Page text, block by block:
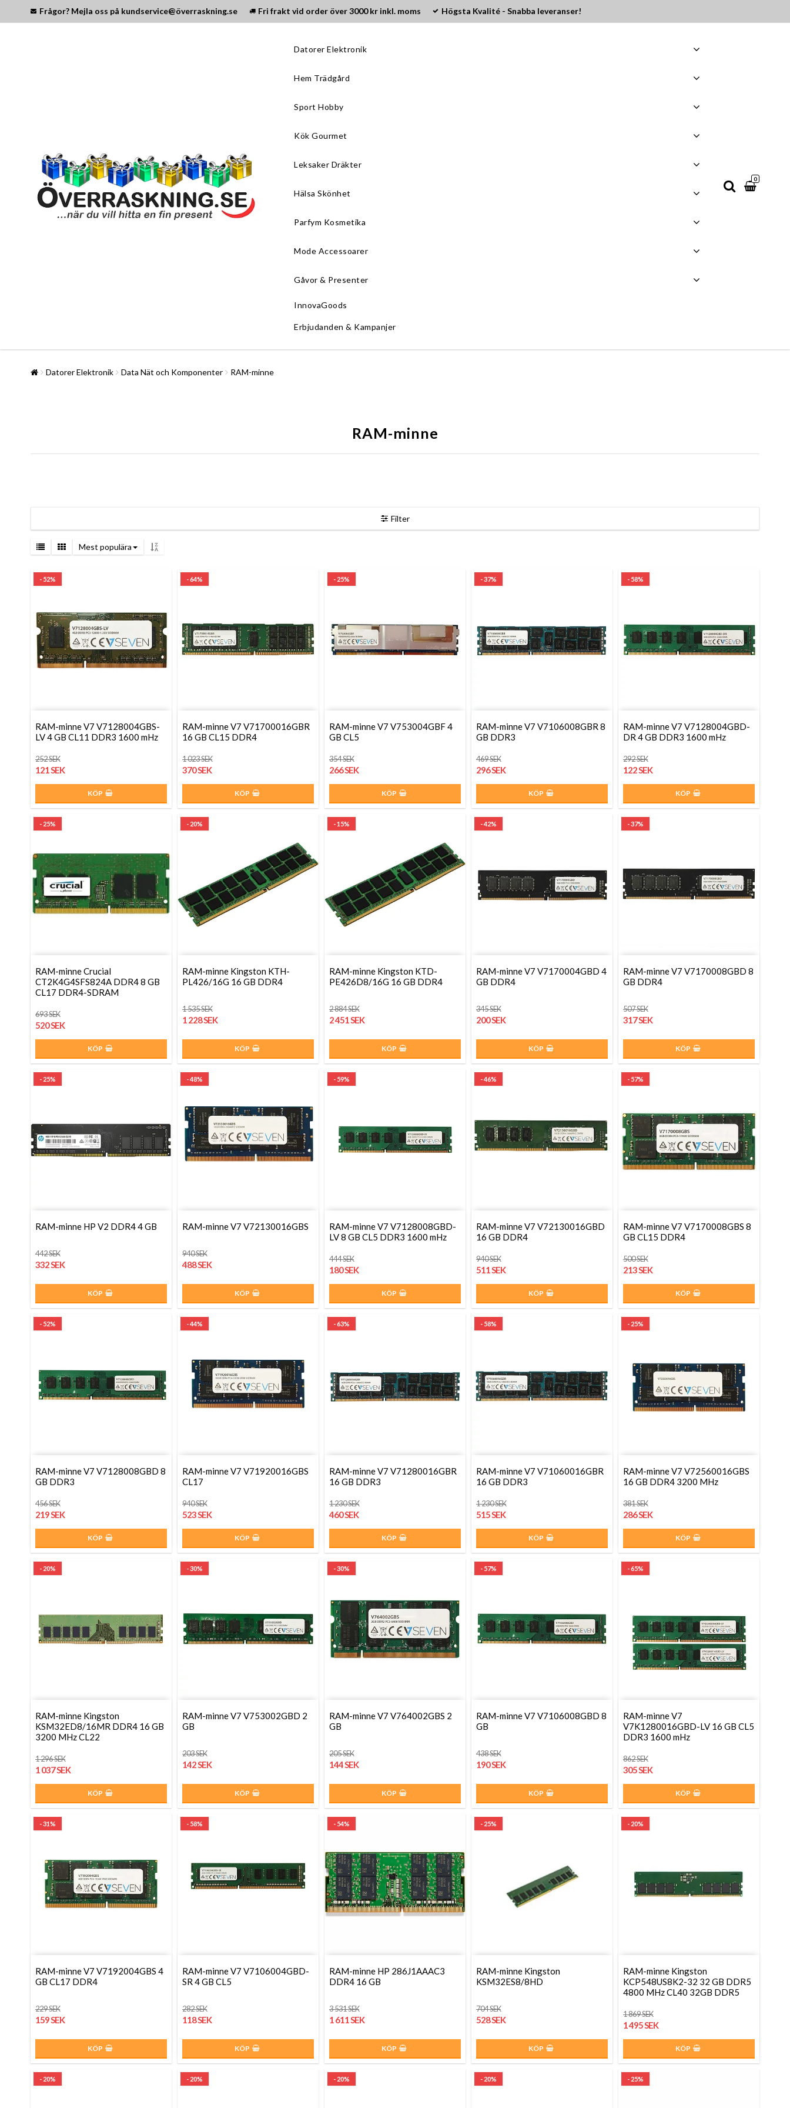
Frågor? Mejla oss på kundservice@överraskning.se Fri frakt vid order över 3000 kr inkl. moms Högsta Kvalité - Snabba leveranser!
Datorer Elektronik
Hem Trädgård
Sport Hobby
Kök Gourmet
Leksaker Dräkter
Hälsa Skönhet
Parfym Kosmetika
Mode Accessoarer
Gåvor & Presenter
InnovaGoods
Erbjudanden & Kampanjer
0
Datorer Elektronik Data Nät och Komponenter RAM-minne
RAM-minne
Filter
Mest populära
- 52%
RAM-minne V7 V7128004GBS-
LV 4 GB CL11 DDR3 1600 mHz
252 SEK
121 SEK
KÖP
- 64%
RAM-minne V7 V71700016GBR
16 GB CL15 DDR4
1 023 SEK
370 SEK
KÖP
- 25%
RAM-minne V7 V753004GBF 4
GB CL5
354 SEK
266 SEK
KÖP
- 37%
RAM-minne V7 V7106008GBR 8
GB DDR3
469 SEK
296 SEK
KÖP
- 58%
RAM-minne V7 V7128004GBD-
DR 4 GB DDR3 1600 mHz
292 SEK
122 SEK
KÖP
- 25%
RAM-minne Crucial
CT2K4G4SFS824A DDR4 8 GB
CL17 DDR4-SDRAM
693 SEK
520 SEK
KÖP
- 20%
RAM-minne Kingston KTH-
PL426/16G 16 GB DDR4
1 535 SEK
1 228 SEK
KÖP
- 15%
RAM-minne Kingston KTD-
PE426D8/16G 16 GB DDR4
2 884 SEK
2 451 SEK
KÖP
- 42%
RAM-minne V7 V7170004GBD 4
GB DDR4
345 SEK
200 SEK
KÖP
- 37%
RAM-minne V7 V7170008GBD 8
GB DDR4
507 SEK
317 SEK
KÖP
- 25%
RAM-minne HP V2 DDR4 4 GB
442 SEK
332 SEK
KÖP
- 48%
RAM-minne V7 V72130016GBS
940 SEK
488 SEK
KÖP
- 59%
RAM-minne V7 V7128008GBD-
LV 8 GB CL5 DDR3 1600 mHz
444 SEK
180 SEK
KÖP
- 46%
RAM-minne V7 V72130016GBD
16 GB DDR4
940 SEK
511 SEK
KÖP
- 57%
RAM-minne V7 V7170008GBS 8
GB CL15 DDR4
500 SEK
213 SEK
KÖP
- 52%
RAM-minne V7 V7128008GBD 8
GB DDR3
456 SEK
219 SEK
KÖP
- 44%
RAM-minne V7 V71920016GBS
CL17
940 SEK
523 SEK
KÖP
- 63%
RAM-minne V7 V71280016GBR
16 GB DDR3
1 230 SEK
460 SEK
KÖP
- 58%
RAM-minne V7 V71060016GBR
16 GB DDR3
1 230 SEK
515 SEK
KÖP
- 25%
RAM-minne V7 V72560016GBS
16 GB DDR4 3200 MHz
381 SEK
286 SEK
KÖP
- 20%
RAM-minne Kingston
KSM32ED8/16MR DDR4 16 GB
3200 MHz CL22
1 296 SEK
1 037 SEK
KÖP
- 30%
RAM-minne V7 V753002GBD 2
GB
203 SEK
142 SEK
KÖP
- 30%
RAM-minne V7 V764002GBS 2
GB
205 SEK
144 SEK
KÖP
- 57%
RAM-minne V7 V7106008GBD 8
GB
438 SEK
190 SEK
KÖP
- 65%
RAM-minne V7
V7K1280016GBD-LV 16 GB CL5
DDR3 1600 mHz
862 SEK
305 SEK
KÖP
- 31%
RAM-minne V7 V7192004GBS 4
GB CL17 DDR4
229 SEK
159 SEK
KÖP
- 58%
RAM-minne V7 V7106004GBD-
SR 4 GB CL5
282 SEK
118 SEK
KÖP
- 54%
RAM-minne HP 286J1AAAC3
DDR4 16 GB
3 531 SEK
1 611 SEK
KÖP
- 25%
RAM-minne Kingston
KSM32ES8/8HD
704 SEK
528 SEK
KÖP
- 20%
RAM-minne Kingston
KCP548US8K2-32 32 GB DDR5
4800 MHz CL40 32GB DDR5
1 869 SEK
1 495 SEK
KÖP
- 20% - 20% - 20% - 20% - 25%